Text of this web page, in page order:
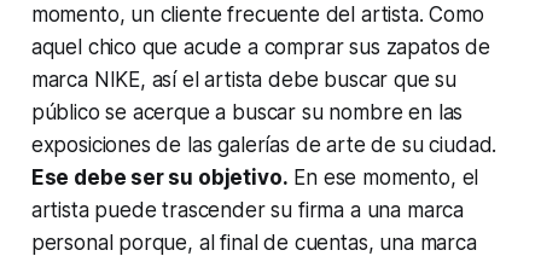
momento, un cliente frecuente del artista. Como
aquel chico que acude a comprar sus zapatos de
marca NIKE, así el artista debe buscar que su
público se acerque a buscar su nombre en las
exposiciones de las galerías de arte de su ciudad.
Ese debe ser su objetivo. En ese momento, el
artista puede trascender su firma a una marca
personal porque, al final de cuentas, una marca